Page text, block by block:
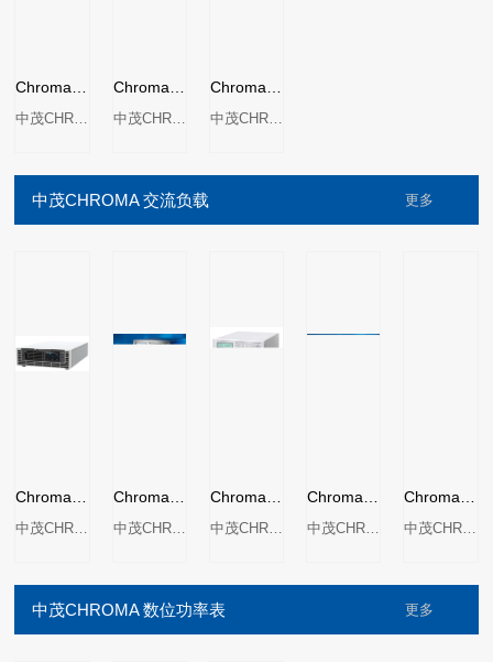
Chroma 63103A直流电子负载
中茂CHROMA
Chroma 63102A直流电子负载
中茂CHROMA
Chroma能源回收式直流电子负载63700 系列
中茂CHROMA
中茂CHROMA 交流负载 更多
Chroma能源回收式交流电子负载 Model 63800R Series
中茂CHROMA
Chroma 63802交流电子负载
中茂CHROMA
Chroma 63800系列可编程交/直流电子负载
中茂CHROMA
Chroma 63803交流电子负载
中茂CHROMA
Chroma 63804交流电子负载
中茂CHROMA
中茂CHROMA 数位功率表 更多